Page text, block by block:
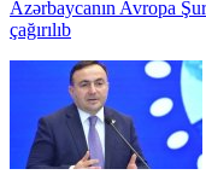
Azərbaycanın Avropa
çağırılıb